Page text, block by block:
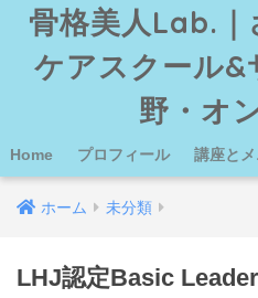
骨格美人Lab.
ケアスクール&
野・オ
Home プロフィール 講座と
ホーム 未分類
LHJ認定Basic